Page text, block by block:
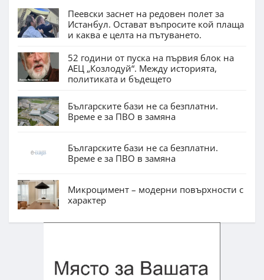
Пеевски заснет на редовен полет за
Истанбул. Остават въпросите кой плаща
и каква е целта на пътуването.
52 години от пуска на първия блок на
АЕЦ „Козлодуй“. Между историята,
политиката и бъдещето
Българските бази не са безплатни.
Време е за ПВО в замяна
Българските бази не са безплатни.
Време е за ПВО в замяна
Микроцимент – модерни повърхности с
характер